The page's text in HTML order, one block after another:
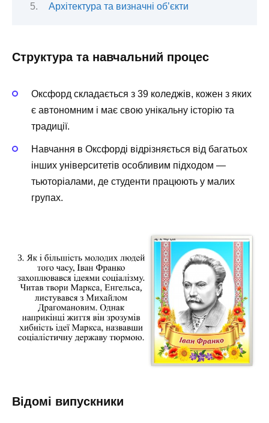
Архітектура та визначні об’єкти
Структура та навчальний процес
Оксфорд складається з 39 коледжів, кожен з яких
є автономним і має свою унікальну історію та
традиції.
Навчання в Оксфорді відрізняється від багатьох
інших університетів особливим підходом —
тьюторіалами, де студенти працюють у малих
групах.
Відомі випускники